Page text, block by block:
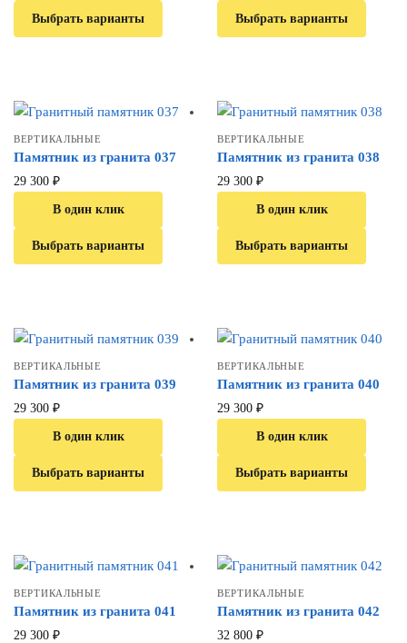
Выбрать варианты Выбрать варианты
ВЕРТИКАЛЬНЫЕ
Памятник из гранита 037
29 300 ₽
В один клик
Выбрать варианты
ВЕРТИКАЛЬНЫЕ
Памятник из гранита 038
29 300 ₽
В один клик
Выбрать варианты
ВЕРТИКАЛЬНЫЕ
Памятник из гранита 039
29 300 ₽
В один клик
Выбрать варианты
ВЕРТИКАЛЬНЫЕ
Памятник из гранита 040
29 300 ₽
В один клик
Выбрать варианты
ВЕРТИКАЛЬНЫЕ
Памятник из гранита 041
29 300 ₽
ВЕРТИКАЛЬНЫЕ
Памятник из гранита 042
32 800 ₽